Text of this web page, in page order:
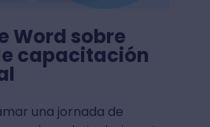
Word sobre
capacitación
una jornada de